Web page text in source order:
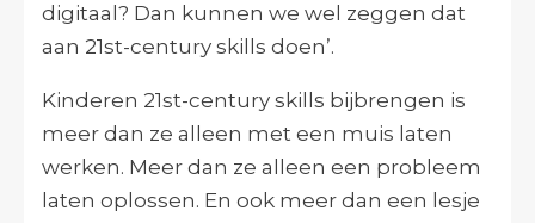
digitaal? Dan kunnen we wel zeggen dat
aan 21st-century skills doen’.
Kinderen 21st-century skills bijbrengen is
meer dan ze alleen met een muis laten
werken. Meer dan ze alleen een probleem
laten oplossen. En ook meer dan een lesje